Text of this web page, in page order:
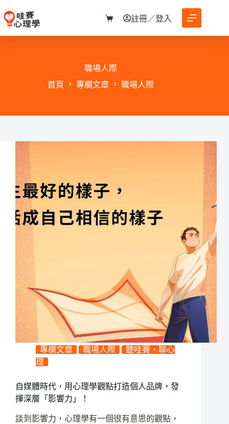
至
購
物
註冊／登入
職場人際
首頁
專欄文章 職場人際
專欄文章 職場人際
聽哇賽，聊心
理
自媒體時代，用心理學觀點打造個人品牌，發
揮深層「影響力」！
談到影響力，心理學有一個很有意思的觀點，